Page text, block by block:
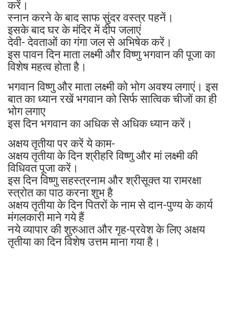
करें।
स्नान करने के बाद साफ सुंदर वस्त्र पहनें।
इसके बाद घर के मंदिर में दीप जलाएं
देवी- देवताओं का गंगा जल से अभिषेक करें।
इस पावन दिन माता लक्ष्मी और विष्णु भगवान की पूजा का
विशेष महत्व होता है।
भगवान विष्णु और माता लक्ष्मी को भोग अवश्य लगाएं। इस
बात का ध्यान रखें भगवान को सिर्फ सात्विक चीजों का ही
भोग लगाए
इस दिन भगवान का अधिक से अधिक ध्यान करें।
अक्षय तृतीया पर करें ये काम-
अक्षय तृतीया के दिन श्रीहरि विष्णु और मां लक्ष्मी की
विधिवत पूजा करें।
इस दिन विष्णु सहस्त्रनाम और श्रीसूक्त या रामरक्षा
स्त्रोत का पाठ करना शुभ है
अक्षय तृतीया के दिन पितरों के नाम से दान-पुण्य के कार्य
मंगलकारी माने गये हैं
नये व्यापार की शुरुआत और गृह-प्रवेश के लिए अक्षय
तृतीया का दिन विशेष उत्तम माना गया है।